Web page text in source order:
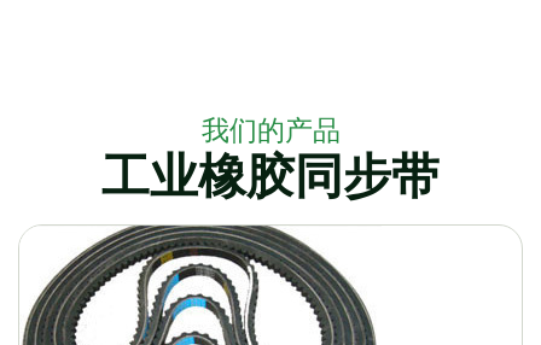
我们的产品
工业橡胶同步带